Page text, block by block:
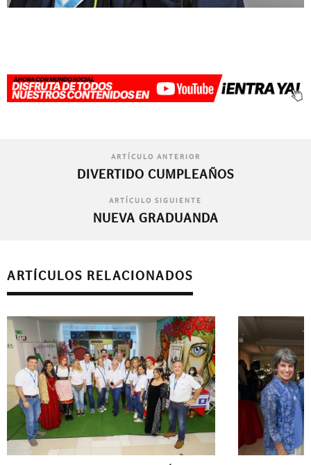
ARTÍCULO ANTERIOR
DIVERTIDO CUMPLEAÑOS
ARTÍCULO SIGUIENTE
NUEVA GRADUANDA
ARTÍCULOS RELACIONADOS